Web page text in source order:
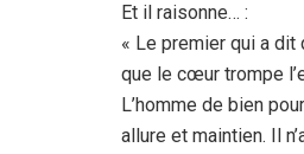
Et il raisonne… :
« Le premier qui a
que le cœur trompe
L’homme de bien
allure et maintien. Il